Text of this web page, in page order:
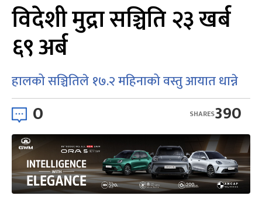
विदेशी मुद्रा सञ्चिति २३ खर्ब
६९ अर्ब
हालको सञ्चितिले १७.२ महिनाको वस्तु आयात धान्ने
0 390
SHARES